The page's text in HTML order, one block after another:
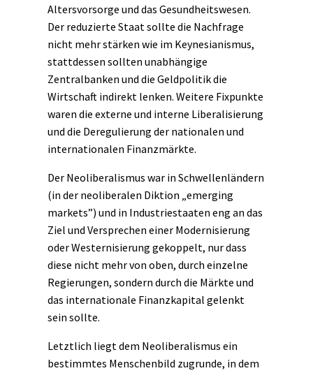
Altersvorsorge und das Gesundheitswesen.
Der reduzierte Staat sollte die Nachfrage
nicht mehr stärken wie im Keynesianismus,
stattdessen sollten unabhängige
Zentralbanken und die Geldpolitik die
Wirtschaft indirekt lenken. Weitere Fixpunkte
waren die externe und interne Liberalisierung
und die Deregulierung der nationalen und
internationalen Finanzmärkte.
Der Neoliberalismus war in Schwellenländern
(in der neoliberalen Diktion „emerging
markets”) und in Industriestaaten eng an das
Ziel und Versprechen einer Modernisierung
oderWesternisierung gekoppelt, nur dass
diese nicht mehr von oben, durch einzelne
Regierungen, sondern durch die Märkte und
das internationale Finanzkapital gelenkt
sein sollte.
Letztlich liegt dem Neoliberalismus ein
bestimmtes Menschenbild zugrunde, in dem